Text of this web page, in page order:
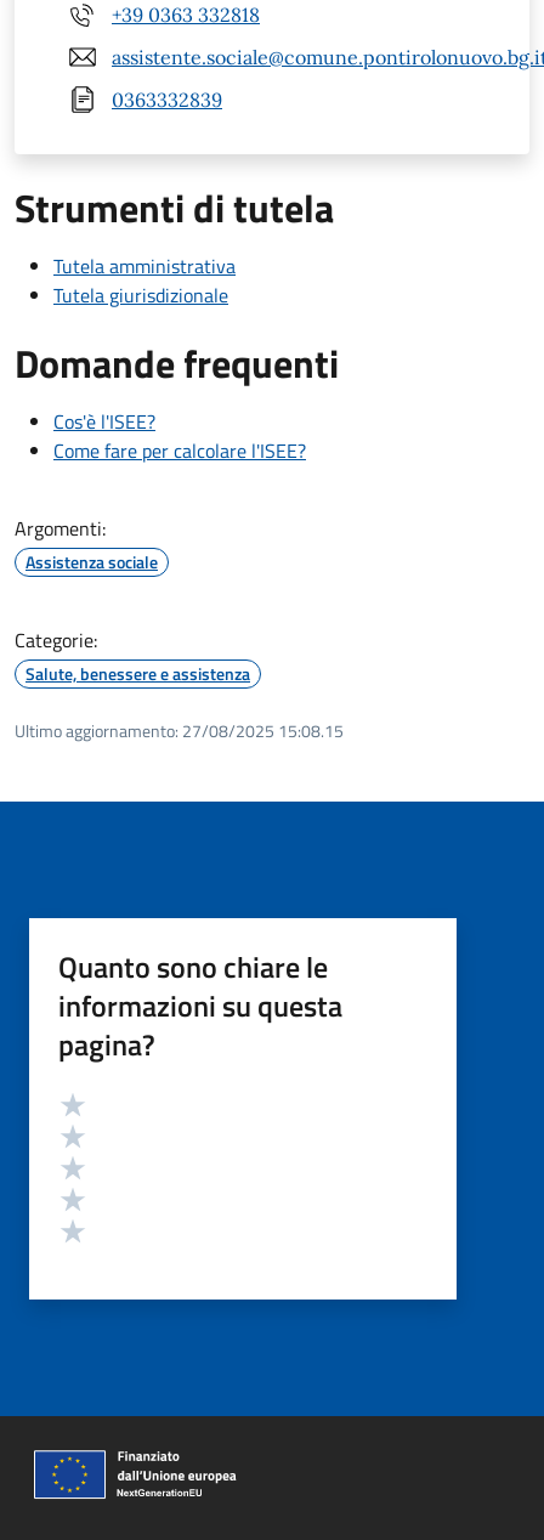
+39 0363 332818
0363332839
Strumenti di tutela
Tutela amministrativa
Tutela giurisdizionale
Domande frequenti
Cos'è l'ISEE?
Come fare per calcolare l'ISEE?
Argomenti:
Assistenza sociale
Categorie:
Salute, benessere e assistenza
Ultimo aggiornamento: 27/08/2025 15:08.15
Quanto sono chiare le
informazioni su questa
pagina?
Valutazione